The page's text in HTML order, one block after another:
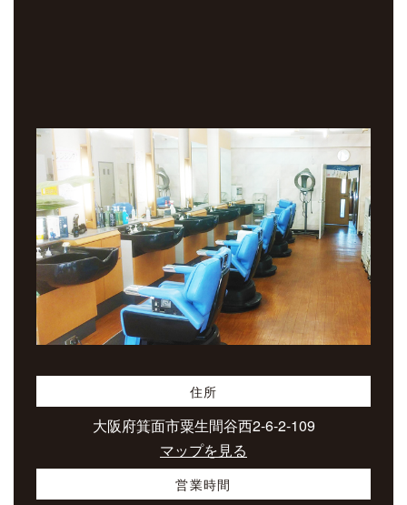
住所
大阪府箕面市粟生間谷西2-6-2-109
マップを見る
営業時間